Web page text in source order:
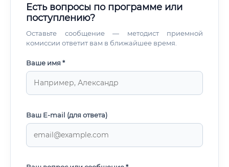
Есть вопросы по программе или
поступлению?
Оставьте сообщение — методист приемной
комиссии ответит вам в ближайшее время.
Ваше имя *
Ваш E-mail (для ответа)